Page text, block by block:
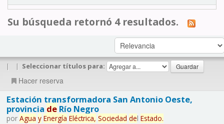
Su búsqueda retornó 4 resultados.
| | Seleccionar títulos para:
Hacer reserva
Estación transformadora San Antonio Oeste,
provincia deRío Negro
por Agua y Energía Eléctrica, Sociedad del Estado.